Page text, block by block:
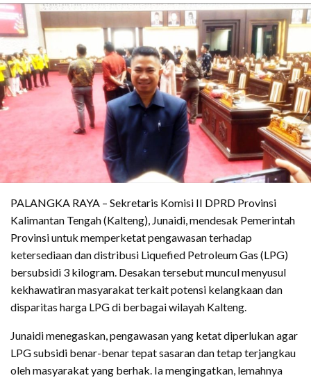
PALANGKA RAYA – Sekretaris Komisi II DPRD Provinsi
Kalimantan Tengah (Kalteng), Junaidi, mendesak Pemerintah
Provinsi untuk memperketat pengawasan terhadap
ketersediaan dan distribusi Liquefied Petroleum Gas (LPG)
bersubsidi 3 kilogram. Desakan tersebut muncul menyusul
kekhawatiran masyarakat terkait potensi kelangkaan dan
disparitas harga LPG di berbagai wilayah Kalteng.
Junaidi menegaskan, pengawasan yang ketat diperlukan agar
LPG subsidi benar-benar tepat sasaran dan tetap terjangkau
oleh masyarakat yang berhak. Ia mengingatkan, lemahnya